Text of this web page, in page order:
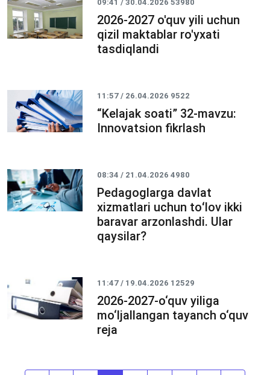
09:41 / 30.04.202653980
2026-2027 o'quv yili uchun
qizil maktablar ro'yxati
tasdiqlandi
11:57 / 26.04.2026 9522
“Kelajak soati” 32-mavzu:
Innovatsion fikrlash
08:34 / 21.04.20264980
Pedagoglarga davlat
xizmatlari uchun toʻlov ikki
baravar arzonlashdi. Ular
qaysilar?
11:47 / 19.04.2026 12529
2026-2027-o‘quv yiliga
mo‘ljallangan tayanch o‘quv
reja